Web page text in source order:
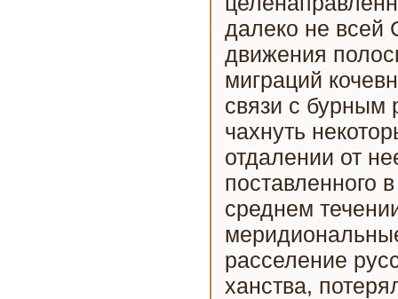
далеко не всей
движения
миграций
связи с бурным
чахнуть
отдалении от
поставленного
среднем
расселение
ханства,